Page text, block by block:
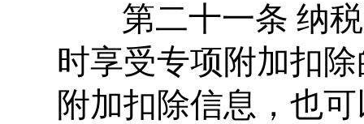
第二十一条 纳
时享受专项附加扣
附加扣除信息，也